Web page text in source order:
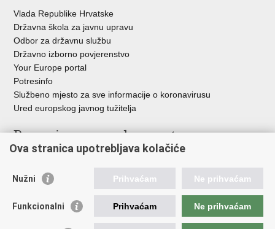
Vlada Republike Hrvatske
Državna škola za javnu upravu
Odbor za državnu službu
Državno izborno povjerenstvo
Your Europe portal
Potresinfo
Službeno mjesto za sve informacije o koronavirusu
Ured europskog javnog tužitelja
Poveznice pravosudnog sustava
Državno odvjetništvo
Ured za suzbijanje korupcije i organiziranog kriminaliteta
Državnoodvjetničko vijeće
Ova stranica upotrebljava kolačiće
Nužni Prihvaćam Ne prihvaćam
Funkcionalni Prihvaćam Ne prihvaćam